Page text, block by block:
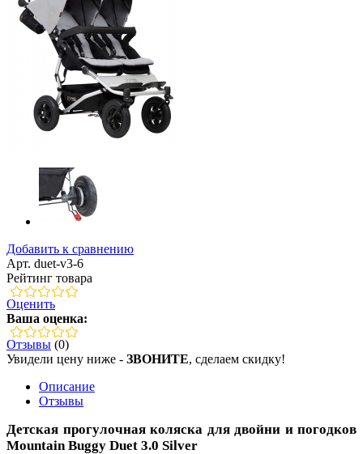
Добавить к сравнению
Арт. duet-v3-6
Рейтинг товара
Оценить
Ваша оценка:
Отзывы (0)
Увидели цену ниже - ЗВОНИТЕ, сделаем скидку!
Описание
Отзывы
Детская прогулочная коляска для двойни и погодков
Mountain Buggy Duet 3.0 Silver